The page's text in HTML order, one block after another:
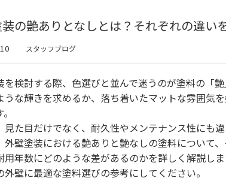
の艶ありとなしとは？それぞれの違い
スタッフブログ
を検討する際、色選びと並んで迷うのが塗料の「艶
うな輝きを求めるか、落ち着いたマットな雰囲気
見た目だけでなく、耐久性やメンテナンス性にも違
外壁塗装における艶ありと艶なしの塗料について
用年数にどのような差があるのかを詳しく解説しま
外壁に最適な塗料選びの参考にしてください。